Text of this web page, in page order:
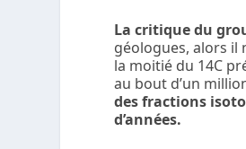
La critique du
géologues, alors il
la moitié du 14C
au bout d’un
des fractions
d’années.